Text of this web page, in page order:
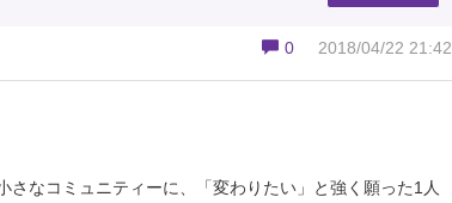
0 2018/04/22 21:42
なコミュニティーに、「変わりたい」と強く願った1人